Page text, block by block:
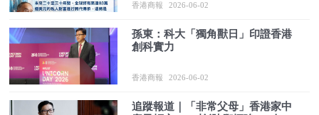
香港商報 2026-06-02
孫東：科大「獨角獸日」印證香港
創科實力
香港商報 2026-06-02
追蹤報道｜「非常父母」香港家中